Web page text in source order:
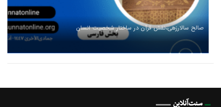
صالح سالارزهی،‌نقش قرآن در ساختار شخصیت انسان
سنت‌آنلاین